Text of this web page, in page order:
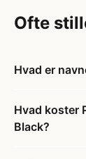
Ofte
Hvad er
Hvad koster
Black?